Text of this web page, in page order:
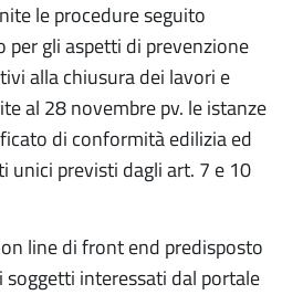
le procedure seguito
gli aspetti di prevenzione
alla chiusura dei lavori e
al 28 novembre pv. le istanze
di conformità edilizia ed
unici previsti dagli art. 7 e 10
line di front end predisposto
soggetti interessati dal portale